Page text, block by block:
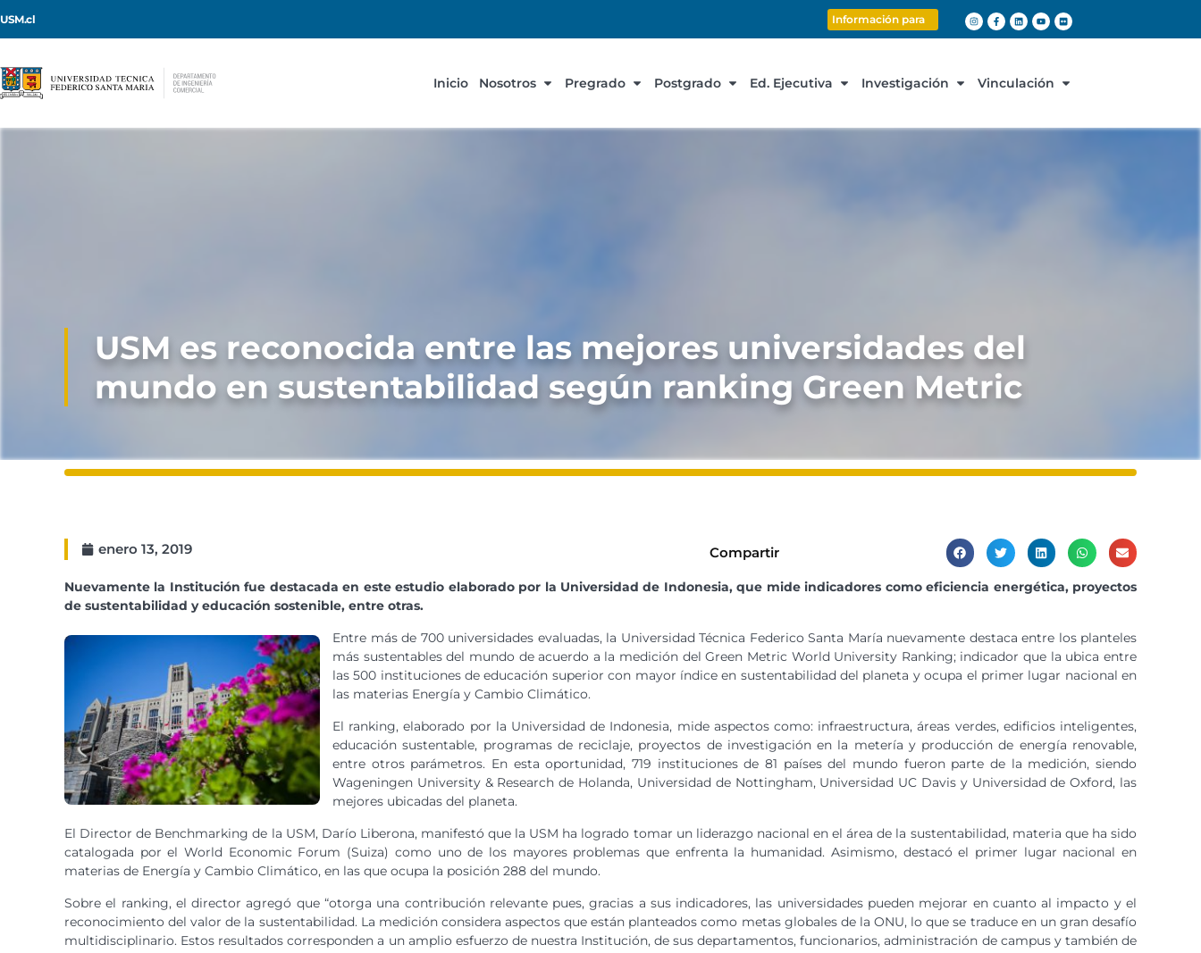
USM.cl Información para
Inicio Nosotros Pregrado Postgrado Ed. Ejecutiva Investigación Vinculación
USM es reconocida entre las mejores universidades del
mundo en sustentabilidad según ranking Green Metric
enero 13, 2019 Compartir
Nuevamente la Institución fue destacada en este estudio elaborado por la Universidad de Indonesia, que mide indicadores como eficiencia energética, proyectos
de sustentabilidad y educación sostenible, entre otras.
Entre más de 700 universidades evaluadas, la Universidad Técnica Federico Santa María nuevamente destaca entre los planteles
más sustentables del mundo de acuerdo a la medición del Green Metric World University Ranking; indicador que la ubica entre
las 500 instituciones de educación superior con mayor índice en sustentabilidad del planeta y ocupa el primer lugar nacional en
las materias Energía y Cambio Climático.
El ranking, elaborado por la Universidad de Indonesia, mide aspectos como: infraestructura, áreas verdes, edificios inteligentes,
educación sustentable, programas de reciclaje, proyectos de investigación en la metería y producción de energía renovable,
entre otros parámetros. En esta oportunidad, 719 instituciones de 81 países del mundo fueron parte de la medición, siendo
Wageningen University & Research de Holanda, Universidad de Nottingham, Universidad UC Davis y Universidad de Oxford, las
mejores ubicadas del planeta.
El Director de Benchmarking de la USM, Darío Liberona, manifestó que la USM ha logrado tomar un liderazgo nacional en el área de la sustentabilidad, materia que ha sido
catalogada por el World Economic Forum (Suiza) como uno de los mayores problemas que enfrenta la humanidad. Asimismo, destacó el primer lugar nacional en
materias de Energía y Cambio Climático, en las que ocupa la posición 288 del mundo.
Sobre el ranking, el director agregó que “otorga una contribución relevante pues, gracias a sus indicadores, las universidades pueden mejorar en cuanto al impacto y el
reconocimiento del valor de la sustentabilidad. La medición considera aspectos que están planteados como metas globales de la ONU, lo que se traduce en un gran desafío
multidisciplinario. Estos resultados corresponden a un amplio esfuerzo de nuestra Institución, de sus departamentos, funcionarios, administración de campus y también de